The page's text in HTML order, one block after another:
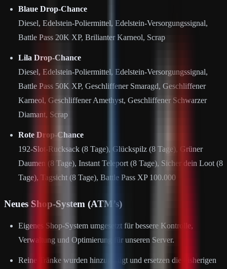
Blaue Drop-Chance
Diesel, Edelstein-Poliermittel, Edelstein-Versorgungssignal,
Battle Pass 20K XP, Brilianter Karneol, Scrap
Lila Drop-Chance
Diesel, Edelstein-Poliermittel, Edelstein-Versorgungssignal,
Battle Pass 50K XP, Geschliffener Smaragd, Geschliffener
Karneol, Geschliffener Amethyst, Geschliffener Schwarzer
Diamant, Scrap
Rote Drop-Chance
192-Slot-Rucksack (8 Tage), Glückspilz (8 Tage), Grüner
Daumen (8 Tage), Instant Teleport (8 Tage), Sicher dein Loot (8
Tage), Tagsicht (8 Tage), Battle Pass XP 100.000
Neues Shop-System (ATM’s)
Eigenes Shop-System umgesetzt für bessere Kontrolle,
Verwaltung und Optimierung für unseren Server.
Reine Tränke wurden hinzugefügt und ersetzen die bisherigen